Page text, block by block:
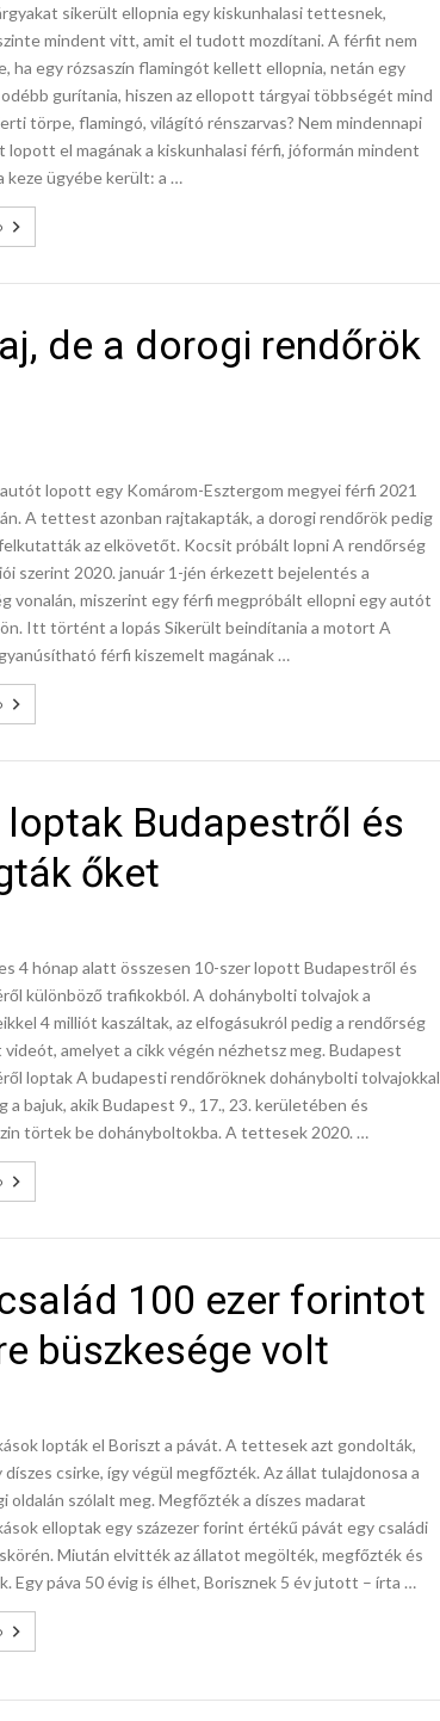
sikerült ellopnia egy kiskunhalasi tettesnek,
mindent vitt, amit el tudott mozdítani. A férfit nem
ha egy rózsaszín flamingót kellett ellopnia, netán egy
gurítania, hiszen az ellopott tárgyai többségét mind
törpe, flamingó, világító rénszarvas? Nem mindennapi
lopott el magának a kiskunhalasi férfi, jóformán mindent
keze ügyébe került: a …
de a dorogi rendőrök
lopott egy Komárom-Esztergom megyei férfi 2021
A tettest azonban rajtakapták, a dorogi rendőrök pedig
az elkövetőt. Kocsit próbált lopni A rendőrség
szerint 2020. január 1-jén érkezett bejelentés a
vonalán, miszerint egy férfi megpróbált ellopni egy autót
Itt történt a lopás Sikerült beindítania a motort A
férfi kiszemelt magának …
Budapestről és
őket
4 hónap alatt összesen 10-szer lopott Budapestről és
különböző trafikokból. A dohánybolti tolvajok a
4 milliót kaszáltak, az elfogásukról pedig a rendőrség
amelyet a cikk végén nézhetsz meg. Budapest
loptak A budapesti rendőröknek dohánybolti tolvajokkal
a bajuk, akik Budapest 9., 17., 23. kerületében és
törtek be dohányboltokba. A tettesek 2020. …
100 ezer forintot
büszkesége volt
lopták el Boriszt a pávát. A tettesek azt gondolták,
díszes csirke, így végül megfőzték. Az állat tulajdonosa a
oldalán szólalt meg. Megfőzték a díszes madarat
elloptak egy százezer forint értékű pávát egy családi
Miután elvitték az állatot megölték, megfőzték és
Egy páva 50 évig is élhet, Borisznek 5 év jutott – írta …